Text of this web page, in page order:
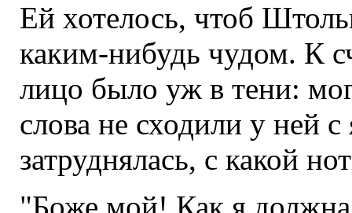
Ей хотелось, чтоб
каким-нибудь чудом. К
лицо было уж в тени:
слова не сходили у ней
затруднялась, с какой